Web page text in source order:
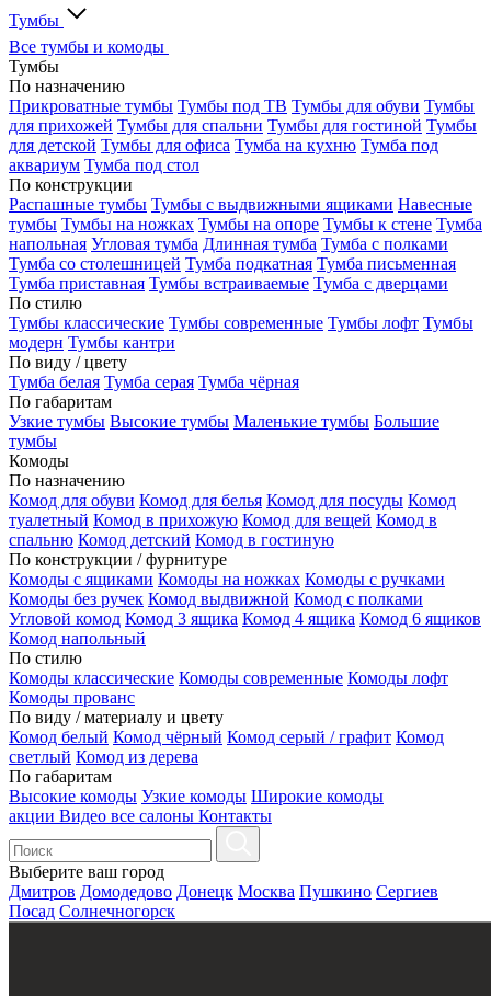
Тумбы
Все тумбы и комоды
Тумбы
По назначению
Прикроватные тумбы Тумбы под ТВ Тумбы для обуви Тумбы
для прихожей Тумбы для спальни Тумбы для гостиной Тумбы
для детской Тумбы для офиса Тумба на кухню Тумба под
аквариум Тумба под стол
По конструкции
Распашные тумбы Тумбы с выдвижными ящиками Навесные
тумбы Тумбы на ножках Тумбы на опоре Тумбы к стене Тумба
напольная Угловая тумба Длинная тумба Тумба с полками
Тумба со столешницей Тумба подкатная Тумба письменная
Тумба приставная Тумбы встраиваемые Тумба с дверцами
По стилю
Тумбы классические Тумбы современные Тумбы лофт Тумбы
модерн Тумбы кантри
По виду / цвету
Тумба белая Тумба серая Тумба чёрная
По габаритам
Узкие тумбы Высокие тумбы Маленькие тумбы Большие
тумбы
Комоды
По назначению
Комод для обуви Комод для белья Комод для посуды Комод
туалетный Комод в прихожую Комод для вещей Комод в
спальню Комод детский Комод в гостиную
По конструкции / фурнитуре
Комоды с ящиками Комоды на ножках Комоды с ручками
Комоды без ручек Комод выдвижной Комод с полками
Угловой комод Комод 3 ящика Комод 4 ящика Комод 6 ящиков
Комод напольный
По стилю
Комоды классические Комоды современные Комоды лофт
Комоды прованс
По виду / материалу и цвету
Комод белый Комод чёрный Комод серый / графит Комод
светлый Комод из дерева
По габаритам
Высокие комоды Узкие комоды Широкие комоды
акции Видео все салоны Контакты
Выберите ваш город
Дмитров Домодедово Донецк Москва Пушкино Сергиев
Посад Солнечногорск